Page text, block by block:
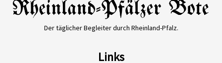
Der täglicher Begleiter durch Rheinland-Pfalz.
Links